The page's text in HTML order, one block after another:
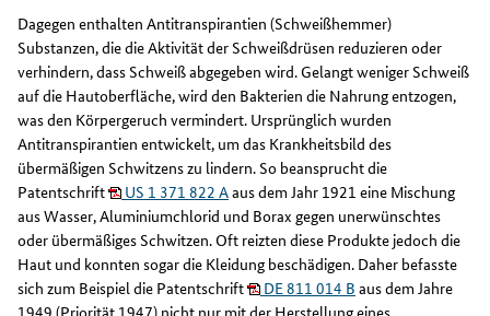
Dagegen enthalten Antitranspirantien (Schweißhemmer)
Substanzen, die die Aktivität der Schweißdrüsen reduzieren oder
verhindern, dass Schweiß abgegeben wird. Gelangt weniger Schweiß
auf die Hautoberfläche, wird den Bakterien die Nahrung entzogen,
was den Körpergeruch vermindert. Ursprünglich wurden
Antitranspirantien entwickelt, um das Krankheitsbild des
übermäßigen Schwitzens zu lindern. So beansprucht die
Patentschrift
US 1 371 822 Aaus dem Jahr 1921 eine Mischung
aus Wasser, Aluminiumchlorid und Borax gegen unerwünschtes
oder übermäßiges Schwitzen. Oft reizten diese Produkte jedoch die
Haut und konnten sogar die Kleidung beschädigen. Daher befasste
sich zum Beispiel die Patentschrift
DE 811 014 B aus dem Jahre
1949 (Priorität 1947) nicht nur mit der Herstellung eines